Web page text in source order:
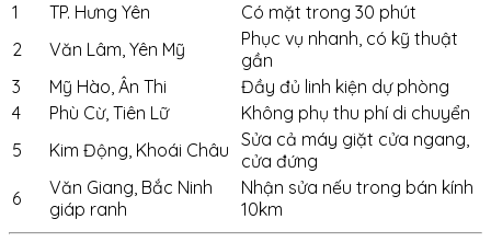
1
TP. Hưng Yên
Có mặt trong 30 phút
2
Văn Lâm, Yên Mỹ
Phục vụ nhanh, có kỹ thuật
gần
3
Mỹ Hào, Ân Thi
Đầy đủ linh kiện dự phòng
4
Phù Cừ, Tiên Lữ
Không phụ thu phí di chuyển
5
Kim Động, Khoái Châu Sửa cả máy giặt cửa ngang,
cửa đứng
6
Văn Giang, Bắc Ninh
giáp ranh
Nhận sửa nếu trong bán kính
10km